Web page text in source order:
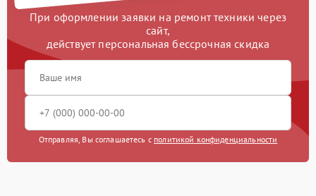
При оформлении заявки на ремонт техники через
сайт,
действует персональная бессрочная скидка
Отправляя, Вы соглашаетесь с политикой конфиденциальности